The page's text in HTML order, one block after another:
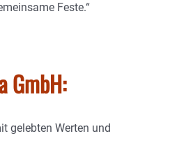
Feste.“
GmbH:
gelebten Werten und